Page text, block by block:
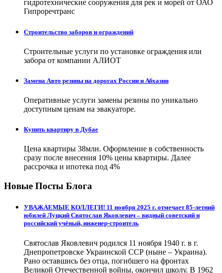
гидротехнические сооружения для рек и морей от ОАО
Гипроречтранс
Строительство заборов и ограждений
Строительные услуги по установке ограждения или
забора от компании АЛИОТ
Замена Авто резины на дорогах России и Абхазии
Оперативные услуги замены резины по уникально
доступным ценам на эвакуаторе.
Купить квартиру в Дубае
Цена квартиры 38млн. Оформление в собственность
сразу после внесения 10% цены квартиры. Далее
рассрочка и ипотека под 4%
Новые Посты Блога
УВАЖАЕМЫЕ КОЛЛЕГИ! 11 ноября 2025 г. отмечает 85-летний
юбилей Луцкий Святослав Яковлевич – видный советский и
российский учёный, инженер-строитель
Святослав Яковлевич родился 11 ноября 1940 г. в г.
Днепропетровске Украинской ССР (ныне – Украина).
Рано оставшись без отца, погибшего на фронтах
Великой Отечественной войны, окончил школу. В 1962